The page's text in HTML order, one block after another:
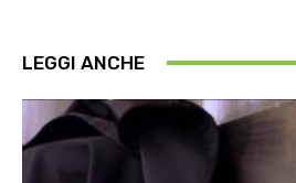
LEGGI ANCHE